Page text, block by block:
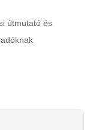
útmutató és